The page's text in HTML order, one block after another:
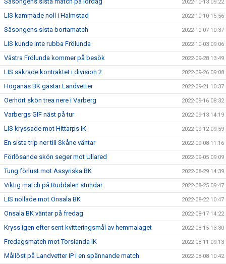
2022-10-13 09:22
LIS kammade noll i Halmstad 2022-10-10 15:56
Säsongens sista bortamatch 2022-10-07 10:37
LIS kunde inte rubba Frölunda 2022-10-03 09:06
Västra Frölunda kommer på besök 2022-09-28 13:49
LIS säkrade kontraktet i division 2 2022-09-26 09:08
Höganäs BK gästar Landvetter 2022-09-21 10:37
Oerhört skön trea nere i Varberg 2022-09-16 08:32
Varbergs GIF näst på tur 2022-09-13 14:19
LIS kryssade mot Hittarps IK 2022-09-12 09:59
En sista trip ner till Skåne väntar 2022-09-08 11:16
Förlösande skön seger mot Ullared 2022-09-05 09:09
Tung förlust mot Assyriska BK 2022-08-29 14:39
Viktig match på Ruddalen stundar 2022-08-25 09:47
LIS nollade mot Onsala BK 2022-08-22 10:47
Onsala BK väntar på fredag 2022-08-17 14:22
Kryss igen efter sent kvitteringsmål av hemmalaget 2022-08-15 13:30
Fredagsmatch mot Torslanda IK 2022-08-11 09:13
Mållöst på Landvetter IP i en spännande match 2022-08-08 10:42